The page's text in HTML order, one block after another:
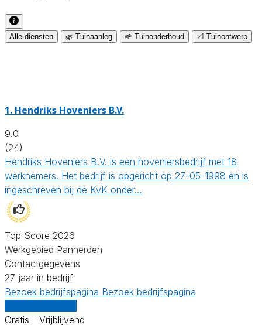
Alle diensten 🌿 Tuinaanleg 🌱 Tuinonderhoud 📐 Tuinontwerp
1. Hendriks Hoveniers B.V.
9.0
(24)
Hendriks Hoveniers B.V. is een hoveniersbedrijf met 18
werknemers. Het bedrijf is opgericht op 27-05-1998 en is
ingeschreven bij de KvK onder…
Top Score 2026
Werkgebied Pannerden
Contactgegevens
27 jaar in bedrijf
Bezoek bedrijfspagina Bezoek bedrijfspagina
Gratis - Vrijblijvend